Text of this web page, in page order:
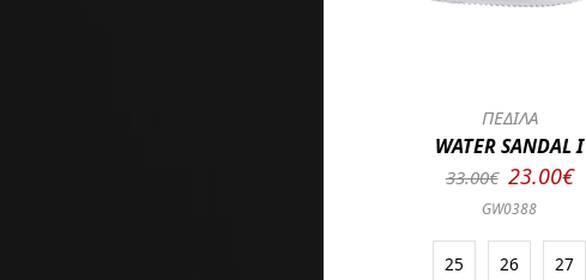
ΠΕΔΙΛΑ
WATER SANDAL I
33.00€ 23.00€
GW0388
25 26 27